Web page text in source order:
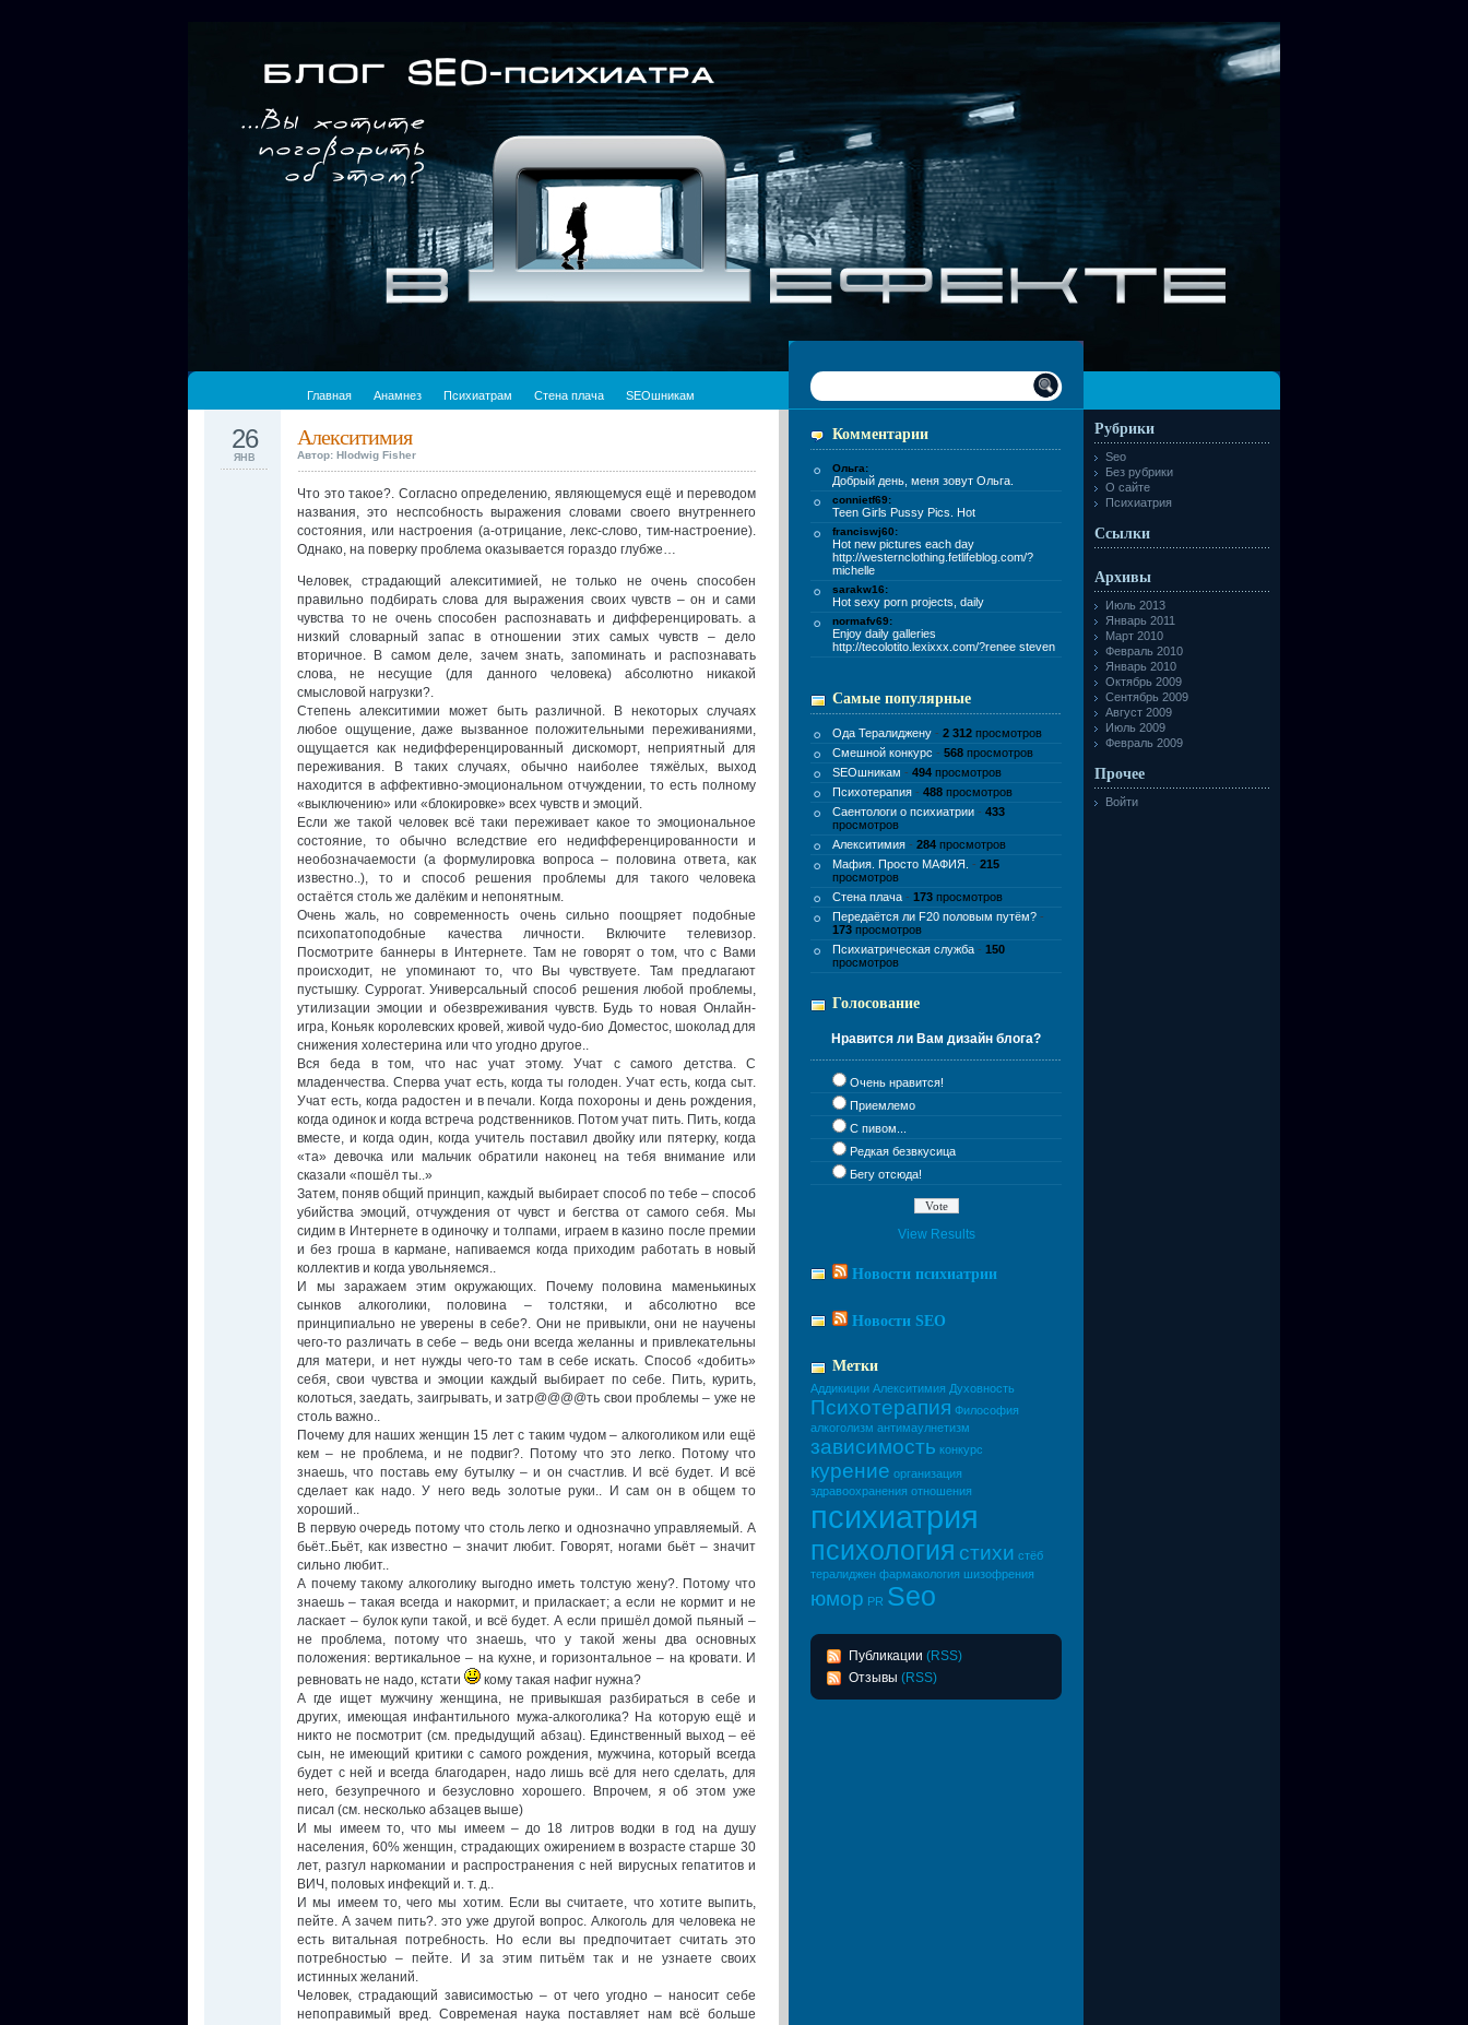
Главная Анамнез Психиатрам Стена плача SEOшникам
Алекситимия
Автор: Hlodwig Fisher
26
ЯНВ
Что это такое?. Согласно определению, являющемуся ещё и переводом
названия, это неспсобность выражения словами своего внутреннего
состояния, или настроения (а-отрицание, лекс-слово, тим-настроение).
Однако, на поверку проблема оказывается гораздо глубже…
Человек, страдающий алекситимией, не только не очень способен
правильно подбирать слова для выражения своих чувств – он и сами
чувства то не очень способен распознавать и дифференцировать. а
низкий словарный запас в отношении этих самых чувств – дело
вторичное. В самом деле, зачем знать, запоминать и распознавать
слова, не несущие (для данного человека) абсолютно никакой
смысловой нагрузки?.
Степень алекситимии может быть различной. В некоторых случаях
любое ощущение, даже вызванное положительными переживаниями,
ощущается как недифференцированный дискоморт, неприятный для
переживания. В таких случаях, обычно наиболее тяжёлых, выход
находится в аффективно-эмоциональном отчуждении, то есть полному
«выключению» или «блокировке» всех чувств и эмоций.
Если же такой человек всё таки переживает какое то эмоциональное
состояние, то обычно вследствие его недифференцированности и
необозначаемости (а формулировка вопроса – половина ответа, как
известно..), то и способ решения проблемы для такого человека
остаётся столь же далёким и непонятным.
Очень жаль, но современность очень сильно поощряет подобные
психопатоподобные качества личности. Включите телевизор.
Посмотрите баннеры в Интернете. Там не говорят о том, что с Вами
происходит, не упоминают то, что Вы чувствуете. Там предлагают
пустышку. Суррогат. Универсальный способ решения любой проблемы,
утилизации эмоции и обезвреживания чувств. Будь то новая Онлайн-
игра, Коньяк королевских кровей, живой чудо-био Доместос, шоколад для
снижения холестерина или что угодно другое..
Вся беда в том, что нас учат этому. Учат с самого детства. С
младенчества. Сперва учат есть, когда ты голоден. Учат есть, когда сыт.
Учат есть, когда радостен и в печали. Когда похороны и день рождения,
когда одинок и когда встреча родственников. Потом учат пить. Пить, когда
вместе, и когда один, когда учитель поставил двойку или пятерку, когда
«та» девочка или мальчик обратили наконец на тебя внимание или
сказали «пошёл ты..»
Затем, поняв общий принцип, каждый выбирает способ по тебе – способ
убийства эмоций, отчуждения от чувст и бегства от самого себя. Мы
сидим в Интернете в одиночку и толпами, играем в казино после премии
и без гроша в кармане, напиваемся когда приходим работать в новый
коллектив и когда увольняемся..
И мы заражаем этим окружающих. Почему половина маменькиных
сынков алкоголики, половина – толстяки, и абсолютно все
принципиально не уверены в себе?. Они не привыкли, они не научены
чего-то различать в себе – ведь они всегда желанны и привлекательны
для матери, и нет нужды чего-то там в себе искать. Способ «добить»
себя, свои чувства и эмоции каждый выбирает по себе. Пить, курить,
колоться, заедать, заигрывать, и затр@@@@ть свои проблемы – уже не
столь важно..
Почему для наших женщин 15 лет с таким чудом – алкоголиком или ещё
кем – не проблема, и не подвиг?. Потому что это легко. Потому что
знаешь, что поставь ему бутылку – и он счастлив. И всё будет. И всё
сделает как надо. У него ведь золотые руки.. И сам он в общем то
хороший..
В первую очередь потому что столь легко и однозначно управляемый. А
бьёт..Бьёт, как известно – значит любит. Говорят, ногами бьёт – значит
сильно любит..
А почему такому алкоголику выгодно иметь толстую жену?. Потому что
знаешь – такая всегда и накормит, и приласкает; а если не кормит и не
ласкает – булок купи такой, и всё будет. А если пришёл домой пьяный –
не проблема, потому что знаешь, что у такой жены два основных
положения: вертикальное – на кухне, и горизонтальное – на кровати. И
ревновать не надо, кстати
кому такая нафиг нужна?
А где ищет мужчину женщина, не привыкшая разбираться в себе и
других, имеющая инфантильного мужа-алкоголика? На которую ещё и
никто не посмотрит (см. предыдущий абзац). Единственный выход – её
сын, не имеющий критики с самого рождения, мужчина, который всегда
будет с ней и всегда благодарен, надо лишь всё для него сделать, для
него, безупречного и безусловно хорошего. Впрочем, я об этом уже
писал (см. несколько абзацев выше)
И мы имеем то, что мы имеем – до 18 литров водки в год на душу
населения, 60% женщин, страдающих ожирением в возрасте старше 30
лет, разгул наркомании и распространения с ней вирусных гепатитов и
ВИЧ, половых инфекций и. т. д..
И мы имеем то, чего мы хотим. Если вы считаете, что хотите выпить,
пейте. А зачем пить?. это уже другой вопрос. Алкоголь для человека не
есть витальная потребность. Но если вы предпочитает считать это
потребностью – пейте. И за этим питьём так и не узнаете своих
истинных желаний.
Человек, страдающий зависимостью – от чего угодно – наносит себе
непоправимый вред. Современая наука поставляет нам всё больше
Комментарии
Ольга:
Добрый день, меня зовут Ольга.
connietf69:
Teen Girls Pussy Pics. Hot
franciswj60:
Hot new pictures each day
http://westernclothing.fetlifeblog.com/?
michelle
sarakw16:
Hot sexy porn projects, daily
normafv69:
Enjoy daily galleries
http://tecolotito.lexixxx.com/?renee steven
Самые популярные
Ода Тералиджену - 2 312 просмотров
Смешной конкурс - 568 просмотров
SEOшникам - 494 просмотров
Психотерапия - 488 просмотров
Саентологи о психиатрии - 433
просмотров
Алекситимия - 284 просмотров
Мафия. Просто МАФИЯ. - 215
просмотров
Стена плача - 173 просмотров
Передаётся ли F20 половым путём? -
173 просмотров
Психиатрическая служба - 150
просмотров
Голосование
Нравится ли Вам дизайн блога?
Очень нравится!
Приемлемо
С пивом...
Редкая безвкусица
Бегу отсюда!
View Results
Новости психиатрии
Новости SEO
Метки
Аддикиции Алекситимия Духовность
Психотерапия Философия
алкоголизм антимаулнетизм
зависимость конкурс
курение организация
здравоохранения отношения
психиатрия
психология стихи стёб
тералиджен фармакология шизофрения
юмор PR Seo
Публикации (RSS)
Отзывы (RSS)
Рубрики
Seo
Без рубрики
О сайте
Психиатрия
Ссылки
Архивы
Июль 2013
Январь 2011
Март 2010
Февраль 2010
Январь 2010
Октябрь 2009
Сентябрь 2009
Август 2009
Июль 2009
Февраль 2009
Прочее
Войти